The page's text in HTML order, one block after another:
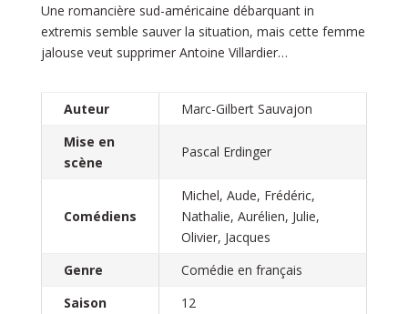
Une romancière sud-américaine débarquant in
extremis semble sauver la situation, mais cette femme
jalouse veut supprimer Antoine Villardier…
Auteur
Marc-Gilbert Sauvajon
Mise en
scène
Pascal Erdinger
Comédiens
Michel, Aude, Frédéric,
Nathalie, Aurélien, Julie,
Olivier, Jacques
Genre
Comédie en français
Saison
12